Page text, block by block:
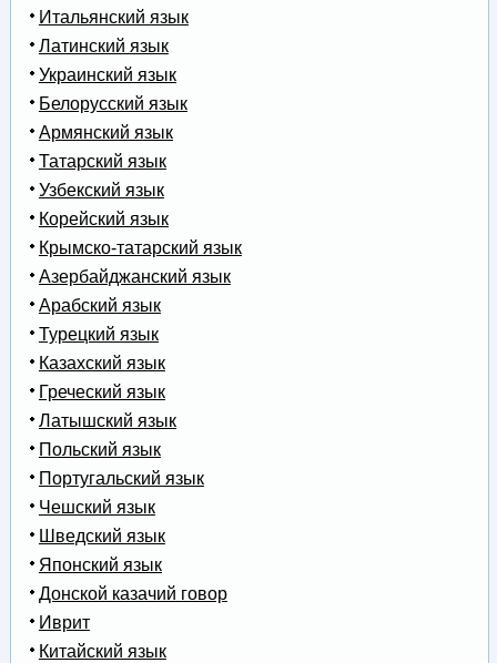
Итальянский язык
Латинский язык
Украинский язык
Белорусский язык
Армянский язык
Татарский язык
Узбекский язык
Корейский язык
Крымско-татарский язык
Азербайджанский язык
Арабский язык
Турецкий язык
Казахский язык
Греческий язык
Латышский язык
Польский язык
Португальский язык
Чешский язык
Шведский язык
Японский язык
Донской казачий говор
Иврит
Китайский язык